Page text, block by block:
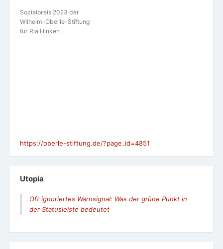
Sozialpreis 2023 der
Wilhelm-Oberle-Stiftung
für Ria Hinken
https://oberle-stiftung.de/?page_id=4851
Utopia
Oft ignoriertes Warnsignal: Was der grüne Punkt in
der Statusleiste bedeutet